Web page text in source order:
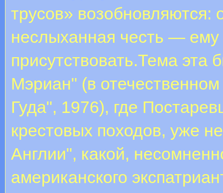
трусов» возобновляются:
неслыханная честь —
присутствовать.Тема
Мэриан" (в
Гуда", 1976), где
крестовых походов, уже
Англии", какой,
американского